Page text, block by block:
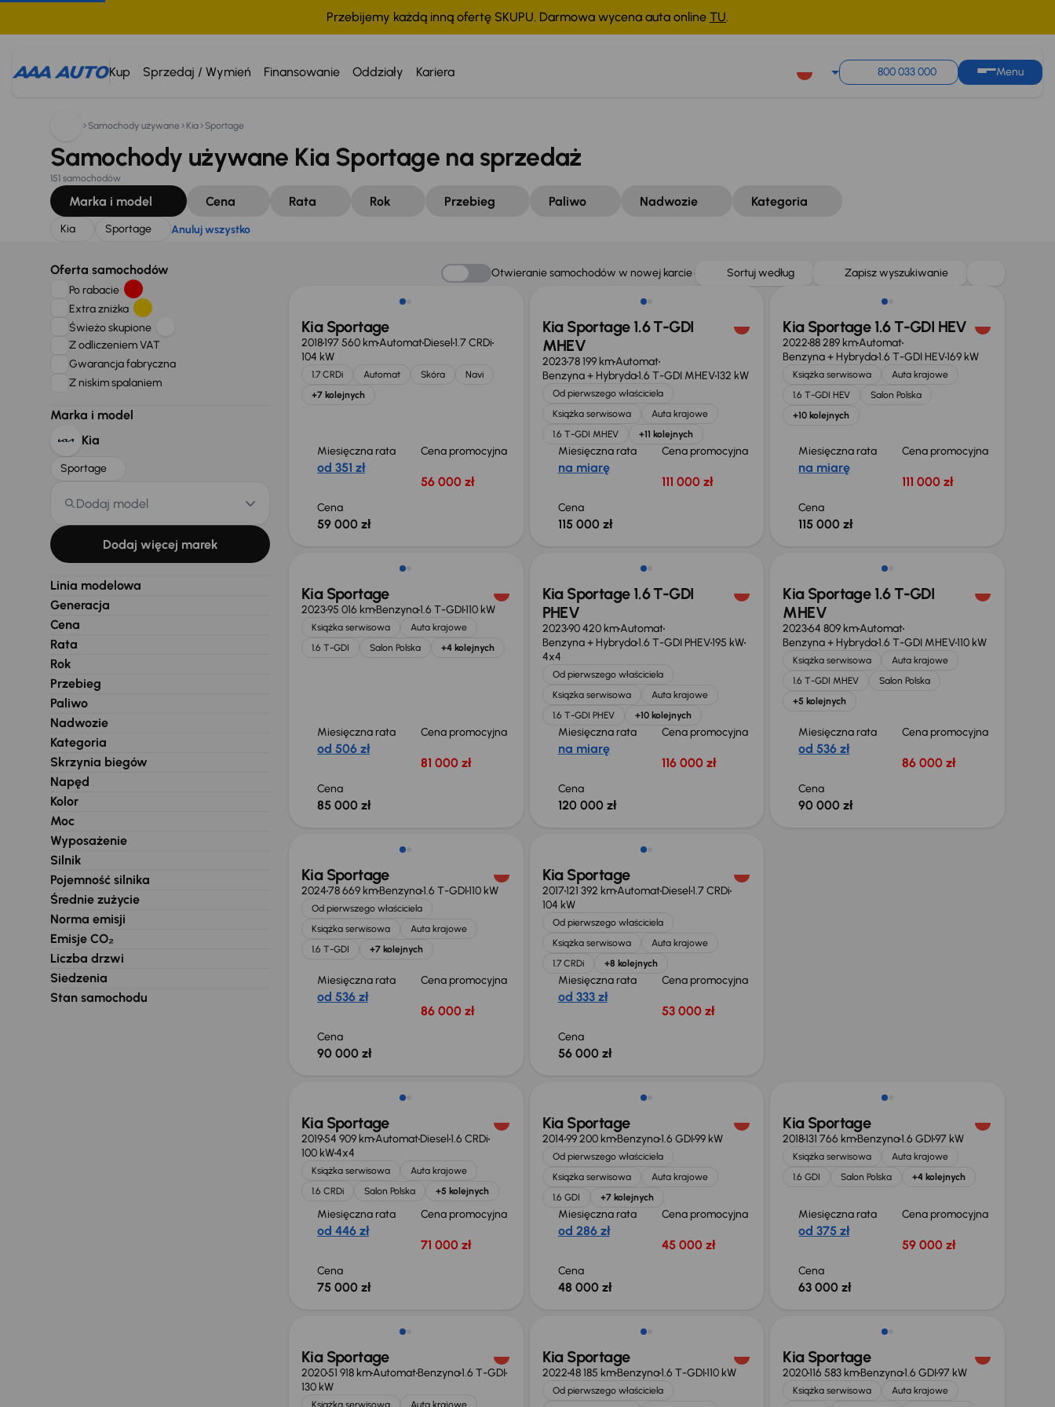
Przebijemy każdą inną ofertę SKUPU. Darmowa wycena auta online TU.
Kup Sprzedaj / Wymień Finansowanie Oddziały Kariera 800 033 000 Menu
Szukam: Anuluj wszystko
Samochody używane Kia Sportage
Samochody używane Kia Sportage na sprzedaż
151 samochodów
Marka i model Cena Rata Rok Przebieg Paliwo Nadwozie Kategoria
Kia Sportage Anuluj wszystko
Oferta samochodów
Po rabacie
Extra zniżka
Świeżo skupione
Z odliczeniem VAT
Gwarancja fabryczna
Z niskim spalaniem
Marka i model
Kia
Sportage
Dodaj model
Dodaj więcej marek
Linia modelowa
Generacja
Cena
Rata
Rok
Przebieg
Paliwo
Nadwozie
Kategoria
Skrzynia biegów
Napęd
Kolor
Moc
Wyposażenie
Silnik
Pojemność silnika
Średnie zużycie
Norma emisji
Emisje CO₂
Liczba drzwi
Siedzenia
Stan samochodu
Otwieranie samochodów w nowej karcie Sortuj według Zapisz wyszukiwanie
Kia Sportage
2018197 560 kmAutomatDiesel1.7 CRDi
104 kW
1.7 CRDi Automat Skóra
Navi
+7 kolejnych
Miesięczna rata
od 351 zł
Cena promocyjna
56 000 zł
Cena
59 000 zł
Możliwość odliczenia VAT
Kia Sportage 1.6 T-GDI
MHEV
202378 199 kmAutomat
Benzyna + Hybryda1.6 T-GDI MHEV132 kW
Od pierwszego właściciela
Książka serwisowa
Auta krajowe
1.6 T-GDI MHEV
+11 kolejnych
Miesięczna rata
na miarę
Cena promocyjna
111 000 zł
Cena
115 000 zł
Możliwość odliczenia VAT
Kia Sportage 1.6 T-GDI HEV
202288 289 kmAutomat
Benzyna + Hybryda1.6 T-GDI HEV169 kW
Książka serwisowa
Auta krajowe
1.6 T-GDI HEV
Salon Polska
+10 kolejnych
Miesięczna rata
na miarę
Cena promocyjna
111 000 zł
Cena
115 000 zł
Kia Sportage
202395 016 kmBenzyna1.6 T-GDI110 kW
Książka serwisowa
Auta krajowe
1.6 T-GDI
Salon Polska +4 kolejnych
Miesięczna rata
od 506 zł
Cena promocyjna
81 000 zł
Cena
85 000 zł
Możliwość odliczenia VAT
Kia Sportage 1.6 T-GDI
PHEV
202390 420 kmAutomat
Benzyna + Hybryda1.6 T-GDI PHEV195 kW
4x4
Od pierwszego właściciela
Książka serwisowa
Auta krajowe
1.6 T-GDI PHEV
+10 kolejnych
Miesięczna rata
na miarę
Cena promocyjna
116 000 zł
Cena
120 000 zł
Kia Sportage 1.6 T-GDI
MHEV
202364 809 kmAutomat
Benzyna + Hybryda1.6 T-GDI MHEV110 kW
Książka serwisowa
Auta krajowe
1.6 T-GDI MHEV
Salon Polska
+5 kolejnych
Miesięczna rata
od 536 zł
Cena promocyjna
86 000 zł
Cena
90 000 zł
Możliwość odliczenia VAT
Kia Sportage
202478 669 kmBenzyna1.6 T-GDI110 kW
Od pierwszego właściciela
Książka serwisowa
Auta krajowe
1.6 T-GDI
+7 kolejnych
Miesięczna rata
od 536 zł
Cena promocyjna
86 000 zł
Cena
90 000 zł
Kia Sportage
2017121 392 kmAutomatDiesel1.7 CRDi
104 kW
Od pierwszego właściciela
Książka serwisowa
Auta krajowe
1.7 CRDi
+8 kolejnych
Miesięczna rata
od 333 zł
Cena promocyjna
53 000 zł
Cena
56 000 zł
Kia Sportage
201954 909 kmAutomatDiesel1.6 CRDi
100 kW4x4
Książka serwisowa
Auta krajowe
1.6 CRDi
Salon Polska +5 kolejnych
Miesięczna rata
od 446 zł
Cena promocyjna
71 000 zł
Cena
75 000 zł
Kia Sportage
201499 200 kmBenzyna1.6 GDI99 kW
Od pierwszego właściciela
Książka serwisowa
Auta krajowe
1.6 GDI
+7 kolejnych
Miesięczna rata
od 286 zł
Cena promocyjna
45 000 zł
Cena
48 000 zł
Kia Sportage
2018131 766 kmBenzyna1.6 GDI97 kW
Książka serwisowa
Auta krajowe
1.6 GDI
Salon Polska +4 kolejnych
Miesięczna rata
od 375 zł
Cena promocyjna
59 000 zł
Cena
63 000 zł
Kia Sportage
202051 918 kmAutomatBenzyna1.6 T-GDI
130 kW
Książka serwisowa
Auta krajowe
Kia Sportage
202248 185 kmBenzyna1.6 T-GDI110 kW
Od pierwszego właściciela
Kia Sportage
2020116 583 kmBenzyna1.6 GDI97 kW
Książka serwisowa
Auta krajowe